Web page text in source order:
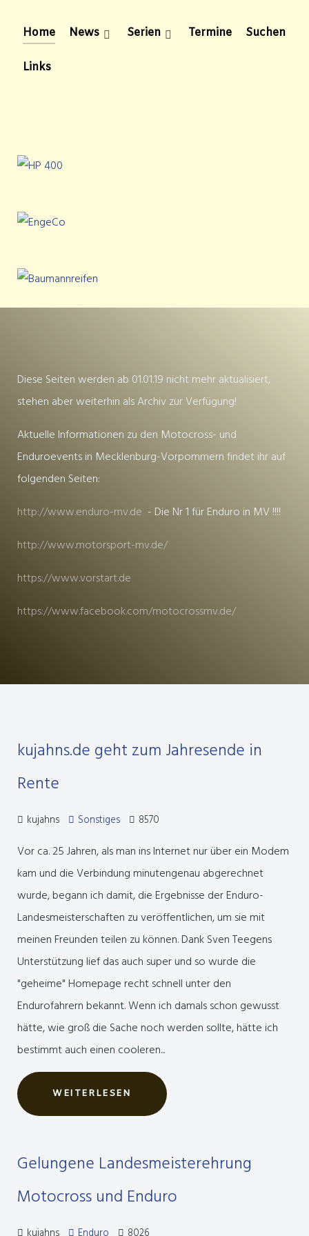
Home News Serien Termine Suchen
Links
Diese Seiten werden ab 01.01.19 nicht mehr aktualisiert,
stehen aber weiterhin als Archiv zur Verfügung!
Aktuelle Informationen zu den Motocross- und
Enduroevents in Mecklenburg-Vorpommern findet ihr auf
folgenden Seiten:
http://www.enduro-mv.de - Die Nr 1 für Enduro in MV !!!!
http://www.motorsport-mv.de/
https://www.vorstart.de
https://www.facebook.com/motocrossmv.de/
kujahns.de geht zum Jahresende in
Rente
kujahns Sonstiges 8570
Vor ca. 25 Jahren, als man ins Internet nur über ein Modem
kam und die Verbindung minutengenau abgerechnet
wurde, begann ich damit, die Ergebnisse der Enduro-
Landesmeisterschaften zu veröffentlichen, um sie mit
meinen Freunden teilen zu können. Dank Sven Teegens
Unterstützung lief das auch super und so wurde die
"geheime" Homepage recht schnell unter den
Endurofahrern bekannt. Wenn ich damals schon gewusst
hätte, wie groß die Sache noch werden sollte, hätte ich
bestimmt auch einen cooleren...
WEITERLESEN
Gelungene Landesmeisterehrung
Motocross und Enduro